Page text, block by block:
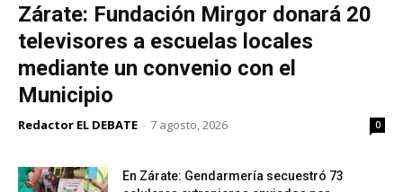
Zárate: Fundación Mirgor donará 20
televisores a escuelas locales
mediante un convenio con el
Municipio
Redactor EL DEBATE - 7 agosto, 2026 0
En Zárate: Gendarmería secuestró 73